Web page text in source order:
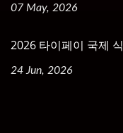
07 May, 2026
2026 타이페이 국제
24 Jun, 2026